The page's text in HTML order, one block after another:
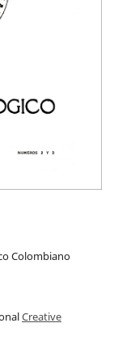
Colombiano
Creative